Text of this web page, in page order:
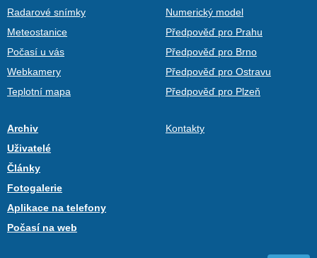
Radarové snímky
Meteostanice
Počasí u vás
Webkamery
Teplotní mapa
Numerický model
Předpověď pro Prahu
Předpověď pro Brno
Předpověď pro Ostravu
Předpověď pro Plzeň
Archiv
Uživatelé
Články
Fotogalerie
Aplikace na telefony
Počasí na web
Kontakty